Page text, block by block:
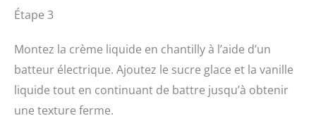
Étape 3
Montez la crème liquide en chantilly à l’aide d’un
batteur électrique. Ajoutez le sucre glace et la vanille
liquide tout en continuant de battre jusqu’à obtenir
une texture ferme.